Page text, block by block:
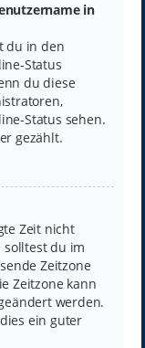
in
du in den
Status
du diese
Status sehen.
gezählt.
Zeit nicht
solltest du im
Zeitzone
Zeitzone kann
werden.
ein guter